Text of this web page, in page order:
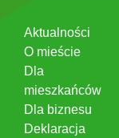
Aktualności
O mieście
Dla
mieszkańców
Dla biznesu
Deklaracja